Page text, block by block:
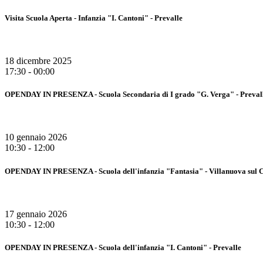
Visita Scuola Aperta - Infanzia "I. Cantoni" - Prevalle
18 dicembre 2025
17:30 - 00:00
OPENDAY IN PRESENZA - Scuola Secondaria di I grado "G. Verga" -
10 gennaio 2026
10:30 - 12:00
OPENDAY IN PRESENZA - Scuola dell'infanzia "Fantasia" - Villanuova sul
17 gennaio 2026
10:30 - 12:00
OPENDAY IN PRESENZA - Scuola dell'infanzia "I. Cantoni" - Prevalle